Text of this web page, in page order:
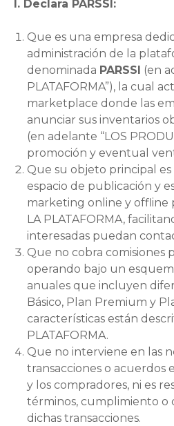
I. Declara PARSSI:
Que es una empresa
administración de la
denominada PARSSI (en
PLATAFORMA”), la cual
marketplace donde las
anunciar sus inventarios
(en adelante “LOS
promoción y eventual
Que su objeto principal
espacio de publicación y
marketing online y offline
LA PLATAFORMA,
interesadas puedan
Que no cobra comisiones
operando bajo un
anuales que incluyen
Básico, Plan Premium y
características están
PLATAFORMA.
Que no interviene en las
transacciones o acuerdos
y los compradores, ni es
términos, cumplimiento o
dichas transacciones.